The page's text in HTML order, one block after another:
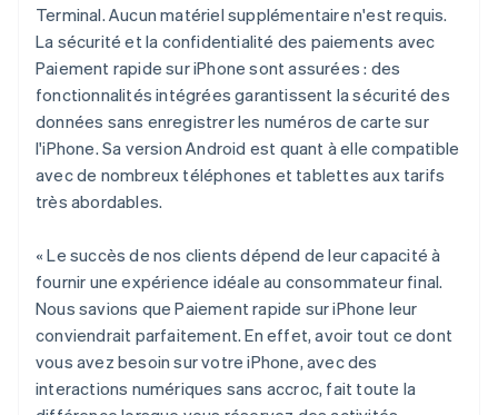
Terminal. Aucun matériel supplémentaire n'est requis.
La sécurité et la confidentialité des paiements avec
Paiement rapide sur iPhone sont assurées : des
fonctionnalités intégrées garantissent la sécurité des
données sans enregistrer les numéros de carte sur
l'iPhone. Sa version Android est quant à elle compatible
avec de nombreux téléphones et tablettes aux tarifs
très abordables.
« Le succès de nos clients dépend de leur capacité à
fournir une expérience idéale au consommateur final.
Nous savions que Paiement rapide sur iPhone leur
conviendrait parfaitement. En effet, avoir tout ce dont
vous avez besoin sur votre iPhone, avec des
interactions numériques sans accroc, fait toute la